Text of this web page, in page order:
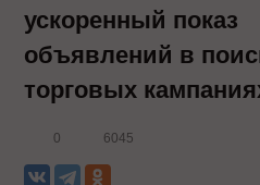
ускоренный показ
объявлений в
торговых
0 6045